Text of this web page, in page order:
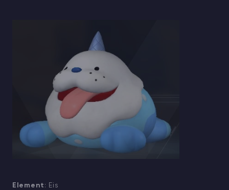
Element : Eis